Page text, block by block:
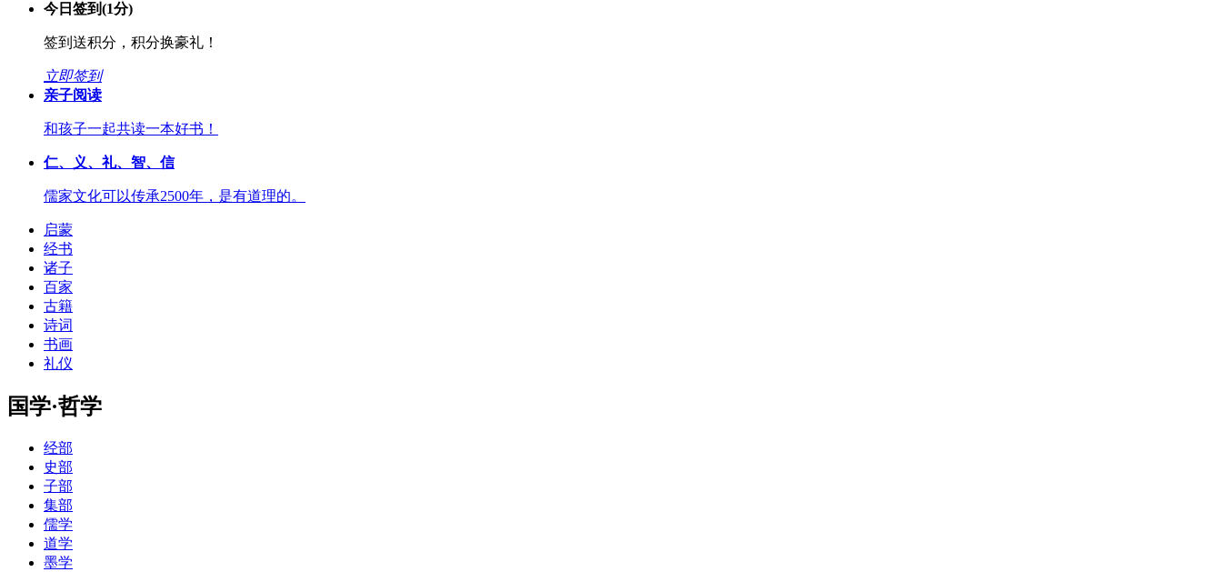
今日签到(1分)
签到送积分，积分换豪礼！
立即签到
亲子阅读
和孩子一起共读一本好书！
仁、义、礼、智、信
儒家文化可以传承2500年，是有道理的。
启蒙
经书
诸子
百家
古籍
诗词
书画
礼仪
国学·哲学
经部
史部
子部
集部
儒学
道学
墨学